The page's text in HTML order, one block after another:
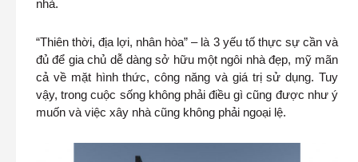
nhà.
“Thiên thời, địa lợi, nhân hòa” – là 3 yếu tố thực sự cần và
đủ để gia chủ dễ dàng sở hữu một ngôi nhà đẹp, mỹ mãn
cả về mặt hình thức, công năng và giá trị sử dụng. Tuy
vậy, trong cuộc sống không phải điều gì cũng được như ý
muốn và việc xây nhà cũng không phải ngoại lệ.